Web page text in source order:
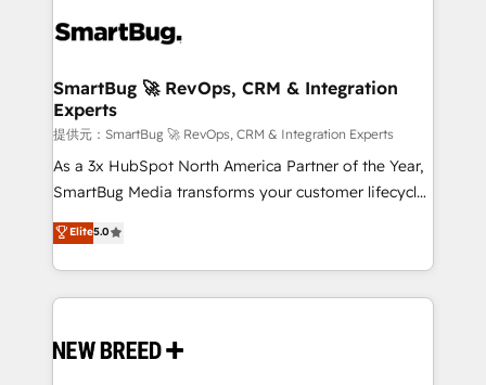
tune-ups, feature rollouts, adoption coaching. Buying
HubSpot, switching to it, or reviving a stale portal?
We are built for the work.
ィブ・エージェンシーです。事業部・グループ会社・部
を、CRMを軸とした全社共通基盤に再構築します。意
思決定者・PMO・現場担当者に並走します。 1️⃣
HubSpot導入・活用支援 顧客データの一元化から、
GTMの見える化・自動化まで。全Hub統合運用、デー
タ品質設計、グループ横断のCRM統合に対応します。
の一部をAIが自律実行する組織への移行を設計・実装。
Breeze・Claude等をHubSpotと連携させ、役割定義・
革を、構想から実装・定着までPMOとして主導。「設
SmartBug 🚀 RevOps, CRM & Integration
Experts
提供元：SmartBug 🚀 RevOps, CRM & Integration Experts
As a 3x HubSpot North America Partner of the Year,
SmartBug Media transforms your customer lifecycle
into a revenue engine. Our unified ecosystem
includes specialized divisions Globalia (AI &
Software) and Point Success Media (Paid Media),
making this the official home for all three brands. 🔄
and system integrations powered by Globalia’s
Elite5.0